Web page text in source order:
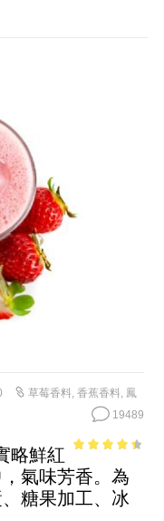
草莓香料, 香蕉香料, 鳳
19489
of 5
略鮮紅
氣味芳香。為
糖果加工、冰